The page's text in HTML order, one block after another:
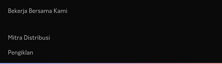
Bekerja Bersama Kami
Mitra Distribusi
Pengiklan